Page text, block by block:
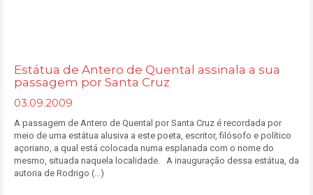
Estátua de Antero de Quental assinala a sua
passagem por Santa Cruz
03.09.2009
A passagem de Antero de Quental por Santa Cruz é recordada por
meio de uma estátua alusiva a este poeta, escritor, filósofo e político
açoriano, a qual está colocada numa esplanada com o nome do
mesmo, situada naquela localidade. A inauguração dessa estátua, da
autoria de Rodrigo (...)